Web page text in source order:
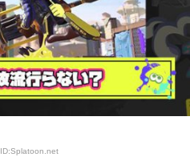
ID:Splatoon.net